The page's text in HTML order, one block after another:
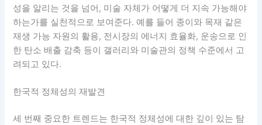
성을 알리는 것을 넘어, 미술 자체가 어떻게 더 지속 가능해야
하는가를 실천적으로 보여준다. 예를 들어 종이와 목재 같은
재생 가능 자원의 활용, 전시장의 에너지 효율화, 운송으로 인
한 탄소 배출 감축 등이 갤러리와 미술관의 정책 수준에서 고
려되고 있다.
한국적 정체성의 재발견
세 번째 중요한 트렌드는 한국적 정체성에 대한 깊이 있는 탐